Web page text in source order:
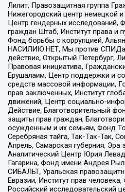
Лилит, Правозащитная группа
Нижегородский центр немецкой и
Центр гендерных исследований,
граждан Штаб, Институт права и
Фонд борьбы с коррупцией,
НАСИЛИЮ.НЕТ, Мы против СПИДа,
действие, Открытый Петербург,
Правовая инициатива,
Ерушалаим, Центр поддержки и
средств массовой информации,
прав заключенных, Институт
движений, Центр социально-
Действие, Благотворительный
защиты прав граждан,
осужденным и их семьям, Фонд
Серебряная тайга, Так-Так-Так,
Апрель, Самарская губерния,
Аналитический Центр Юрия
Гагарина, Фонд имени Андрея
СИБАЛЬТ, Уральская
Евразии, Институт прав
Российский исследовательский